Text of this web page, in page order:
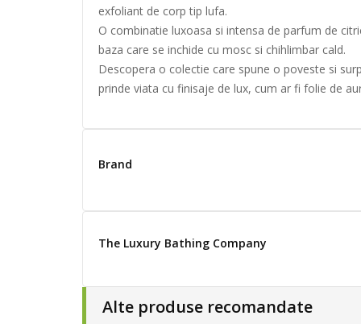
exfoliant de corp tip lufa.
O combinatie luxoasa si intensa de parfum de
baza care se inchide cu mosc si chihlimbar cald.
Descopera o colectie care spune o poveste si
prinde viata cu finisaje de lux, cum ar fi folie de
Brand
The Luxury Bathing Company
Alte produse recomandate